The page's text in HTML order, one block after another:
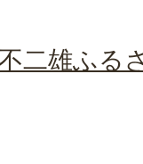
二雄ふる